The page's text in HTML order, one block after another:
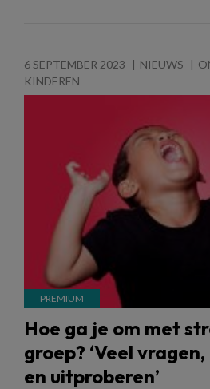
6 SEPTEMBER 2023 NIEUWS
KINDEREN
Hoe ga je om met
groep? ‘Veel
en uitproberen’